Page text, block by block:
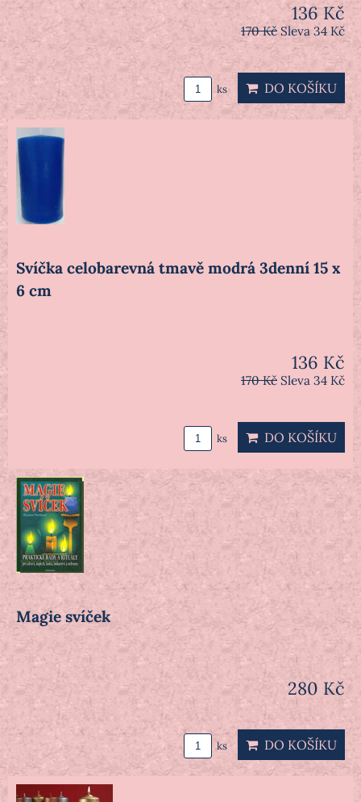
136 Kč
170 Kč Sleva 34 Kč
ks DO KOŠÍKU
Svíčka celobarevná tmavě modrá 3denní 15 x
6 cm
136 Kč
170 Kč Sleva 34 Kč
ks DO KOŠÍKU
Magie svíček
280 Kč
ks DO KOŠÍKU